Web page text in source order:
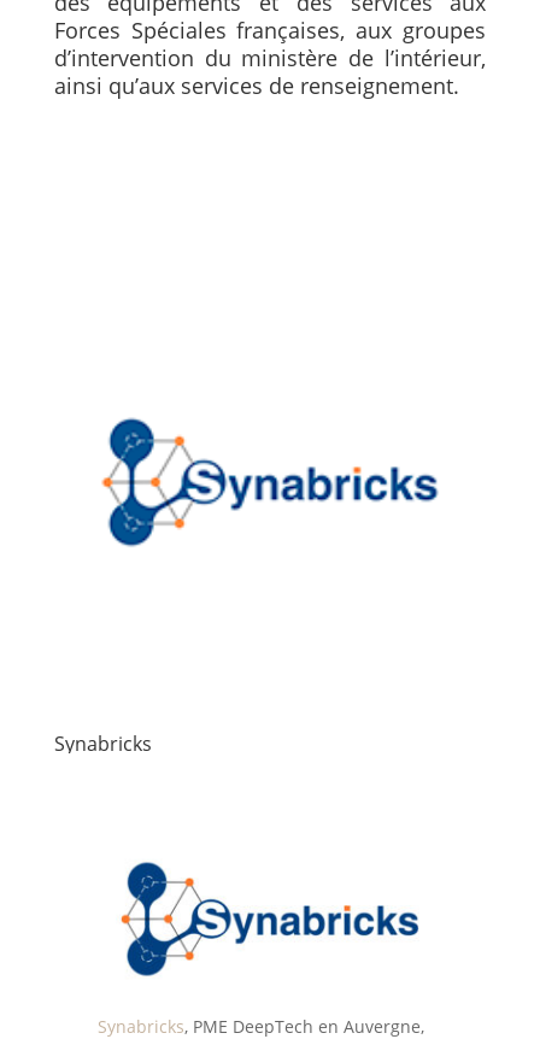
Forces Spéciales françaises, aux groupes
d’intervention du ministère de l’intérieur,
ainsi qu’aux services de renseignement.
Synabricks
Synabricks, PME DeepTech en Auvergne,